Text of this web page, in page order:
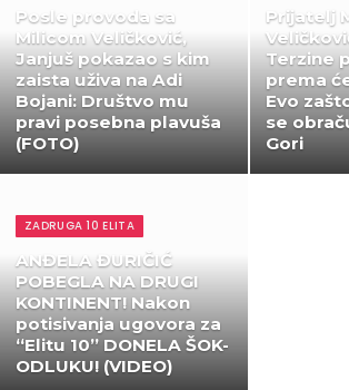
Posle provoda sa
Milicom Veličković,
Janjuš pokazao s kim
zaista uživa na Adi
Bojani: Društvo mu
pravi posebna plavuša
(FOTO)
Prijatelj
Terzine
prema
Evo
se
Gori
ZADRUGA 10 ELITA
ANĐELA ĐURIČIĆ
POBEGLA NA DRUGI
KONTINENT! Nakon
potisivanja ugovora za
“Elitu 10” DONELA ŠOK-
ODLUKU! (VIDEO)